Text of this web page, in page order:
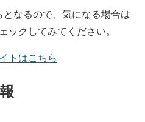
なるので、気になる場合は
ックしてみてください。
トはこちら